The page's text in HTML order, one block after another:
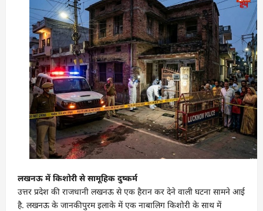
लखनऊ में किशोरी से सामूहिक दुष्कर्म
उत्तर प्रदेश की राजधानी लखनऊ से एक हैरान कर देने वाली घटना सामने आई
है. लखनऊ के जानकीपुरम इलाके में एक नाबालिग किशोरी के साथ में